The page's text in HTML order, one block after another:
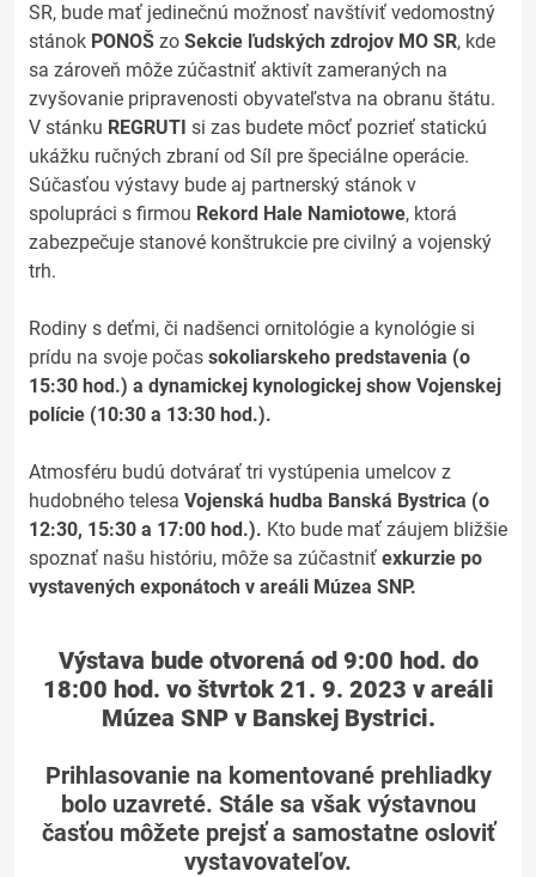
SR, bude mať jedinečnú možnosť navštíviť vedomostný
stánok PONOŠ zo Sekcie ľudských zdrojov MO SR, kde
sa zároveň môže zúčastniť aktivít zameraných na
zvyšovanie pripravenosti obyvateľstva na obranu štátu.
V stánku REGRUTI si zas budete môcť pozrieť statickú
ukážku ručných zbraní od Síl pre špeciálne operácie.
Súčasťou výstavy bude aj partnerský stánok v
spolupráci s firmou Rekord Hale Namiotowe, ktorá
zabezpečuje stanové konštrukcie pre civilný a vojenský
trh.
Rodiny s deťmi, či nadšenci ornitológie a kynológie si
prídu na svoje počas sokoliarskeho predstavenia (o
15:30 hod.) a dynamickej kynologickej show Vojenskej
polície (10:30 a 13:30 hod.).
Atmosféru budú dotvárať tri vystúpenia umelcov z
hudobného telesa Vojenská hudba Banská Bystrica (o
12:30, 15:30 a 17:00 hod.). Kto bude mať záujem bližšie
spoznať našu históriu, môže sa zúčastniť exkurzie po
vystavených exponátoch v areáli Múzea SNP.
Výstava bude otvorená od 9:00 hod. do
18:00 hod. vo štvrtok 21. 9. 2023 v areáli
Múzea SNP v Banskej Bystrici.
Prihlasovanie na komentované prehliadky
bolo uzavreté. Stále sa však výstavnou
časťou môžete prejsť a samostatne osloviť
vystavovateľov.